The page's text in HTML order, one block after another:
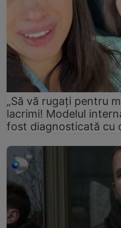
„Să vă rugați pentru
lacrimi! Modelul
fost diagnosticată cu